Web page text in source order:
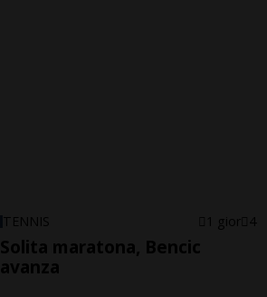
TENNIS 1 gior 4
Solita maratona, Bencic
avanza